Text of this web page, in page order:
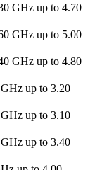
GHz up to 4.70
GHz up to 5.00
GHz up to 4.80
up to 3.20
up to 3.10
up to 3.40